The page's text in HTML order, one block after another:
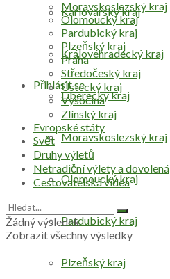
Přihlásit se
Karlovarský kraj
Královéhradecký kraj
Liberecký kraj
Moravskoslezský kraj
Olomoucký kraj
Pardubický kraj
Plzeňský kraj
Moravskoslezský kraj
Olomoucký kraj
Pardubický kraj
Plzeňský kraj
Praha
Středočeský kraj
Ústecký kraj
Vysočina
Zlínský kraj
Evropské státy
Svět
Druhy výletů
Netradiční výlety a dovolená
Cestovatelská videa
Žádný výsledek
Zobrazit všechny výsledky